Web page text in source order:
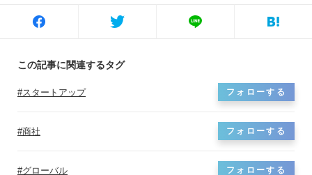
を確信しております。 グループ・チームについて： 2022年末、日英伊政府に
よる次期戦闘機の共同開発GCAPプログラムが発表され、2025年6月には同プ
この記事に関連するタグ
スタートアップ フォローする
商社 フォローする
グローバル フォローする